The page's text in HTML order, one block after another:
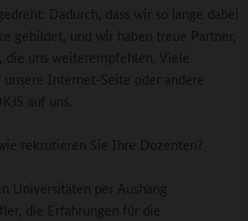
Dadurch, dass wir so lange dabei
gebildet, und wir haben treue Partner,
die uns weiterempfehlen. Viele
unsere Internet-Seite oder andere
auf uns.
rekrutieren Sie Ihre Dozenten?
Universitäten per Aushang
die Erfahrungen für die